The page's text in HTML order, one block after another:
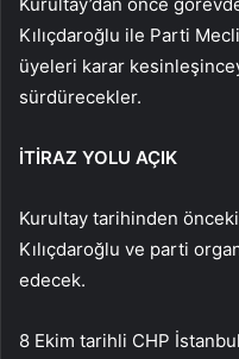
Kılıçdaroğlu ile Parti
üyeleri karar
sürdürecekler.
İTİRAZ YOLU AÇIK
Kurultay tarihinden
Kılıçdaroğlu ve parti
edecek.
8 Ekim tarihli CHP